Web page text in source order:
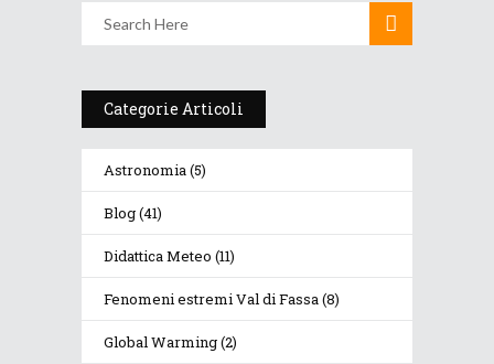
Categorie Articoli
Astronomia(5)
Blog(41)
Didattica Meteo (11)
Fenomeni estremi Val di Fassa(8)
Global Warming(2)